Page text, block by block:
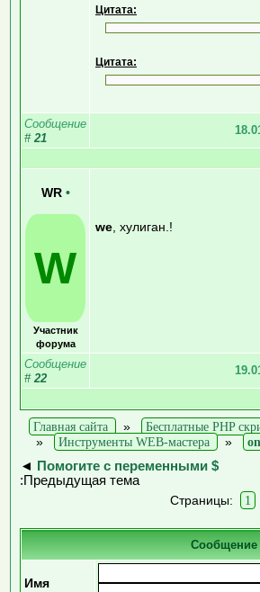
Цитата:
Цитата:
Сообщение
# 21
WR •
W
Участник
форума
we , хулиган.!
Сообщение
# 22
Главная сайта »
Бесплатные PHP
»
Инструменты WEB-мастера »
◄
Помогите с переменными $
:Предыдущая тема
Страницы:
1
Сообщение
Имя